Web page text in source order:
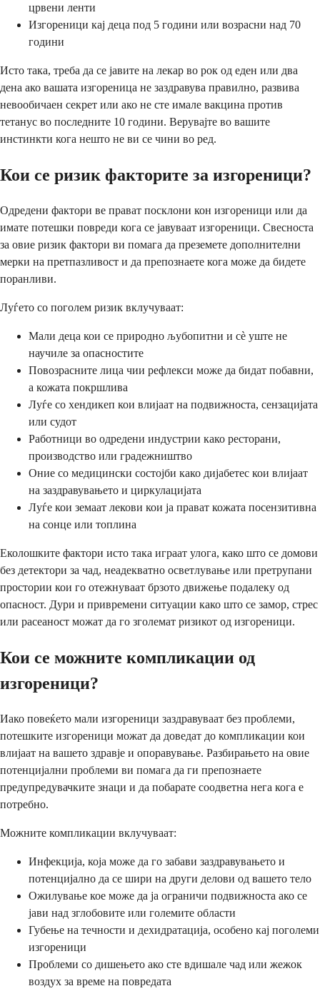
црвени ленти
Изгореници кај деца под 5 години или возрасни над 70
години
Исто така, треба да се јавите на лекар во рок од еден или два
дена ако вашата изгореница не заздравува правилно, развива
невообичаен секрет или ако не сте имале вакцина против
тетанус во последните 10 години. Верувајте во вашите
инстинкти кога нешто не ви се чини во ред.
Кои се ризик факторите за изгореници?
Одредени фактори ве прават посклони кон изгореници или да
имате потешки повреди кога се јавуваат изгореници. Свесноста
за овие ризик фактори ви помага да преземете дополнителни
мерки на претпазливост и да препознаете кога може да бидете
поранливи.
Луѓето со поголем ризик вклучуваат:
Мали деца кои се природно љубопитни и сè уште не
научиле за опасностите
Повозрасните лица чии рефлекси може да бидат побавни,
а кожата покршлива
Луѓе со хендикеп кои влијаат на подвижноста, сензацијата
или судот
Работници во одредени индустрии како ресторани,
производство или градежништво
Оние со медицински состојби како дијабетес кои влијаат
на заздравувањето и циркулацијата
Луѓе кои земаат лекови кои ја прават кожата посензитивна
на сонце или топлина
Еколошките фактори исто така играат улога, како што се домови
без детектори за чад, неадекватно осветлување или претрупани
простории кои го отежнуваат брзото движење подалеку од
опасност. Дури и привремени ситуации како што се замор, стрес
или расеаност можат да го зголемат ризикот од изгореници.
Кои се можните компликации од
изгореници?
Иако повеќето мали изгореници заздравуваат без проблеми,
потешките изгореници можат да доведат до компликации кои
влијаат на вашето здравје и опоравување. Разбирањето на овие
потенцијални проблеми ви помага да ги препознаете
предупредувачките знаци и да побарате соодветна нега кога е
потребно.
Можните компликации вклучуваат:
Инфекција, која може да го забави заздравувањето и
потенцијално да се шири на други делови од вашето тело
Ожилување кое може да ја ограничи подвижноста ако се
јави над зглобовите или големите области
Губење на течности и дехидратација, особено кај поголеми
изгореници
Проблеми со дишењето ако сте вдишале чад или жежок
воздух за време на повредата